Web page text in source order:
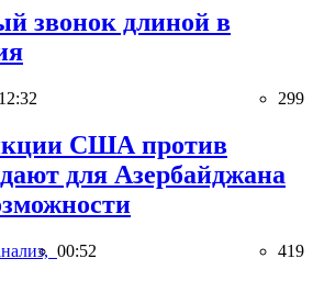
звонок длиной в
12:32 299
США против
для Азербайджана
00:52 419